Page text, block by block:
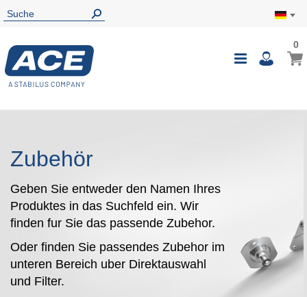
00
Zubehör
Geben Sie entweder den Namen Ihres
Produktes in das Suchfeld ein. Wir
finden fur Sie das passende Zubehor.
Oder finden Sie passendes Zubehor im
unteren Bereich uber Direktauswahl
und Filter.